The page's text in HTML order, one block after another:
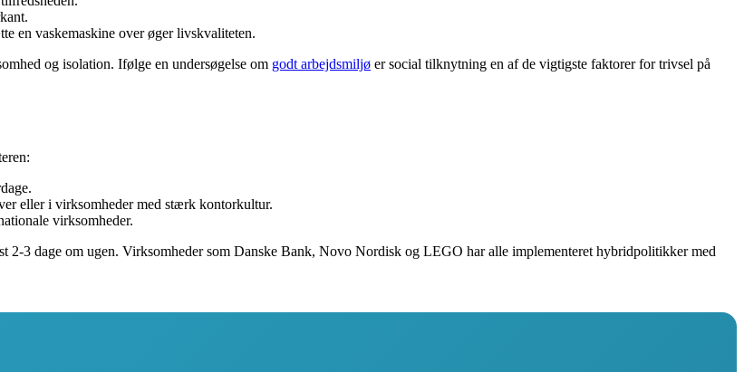
en vaskemaskine over øger livskvaliteten.
og isolation. Ifølge en undersøgelse om godt arbejdsmiljø er social tilknytning en af de vigtigste faktorer for trivsel på
eller i virksomheder med stærk kontorkultur.
virksomheder.
2-3 dage om ugen. Virksomheder som Danske Bank, Novo Nordisk og LEGO har alle implementeret hybridpolitikker med